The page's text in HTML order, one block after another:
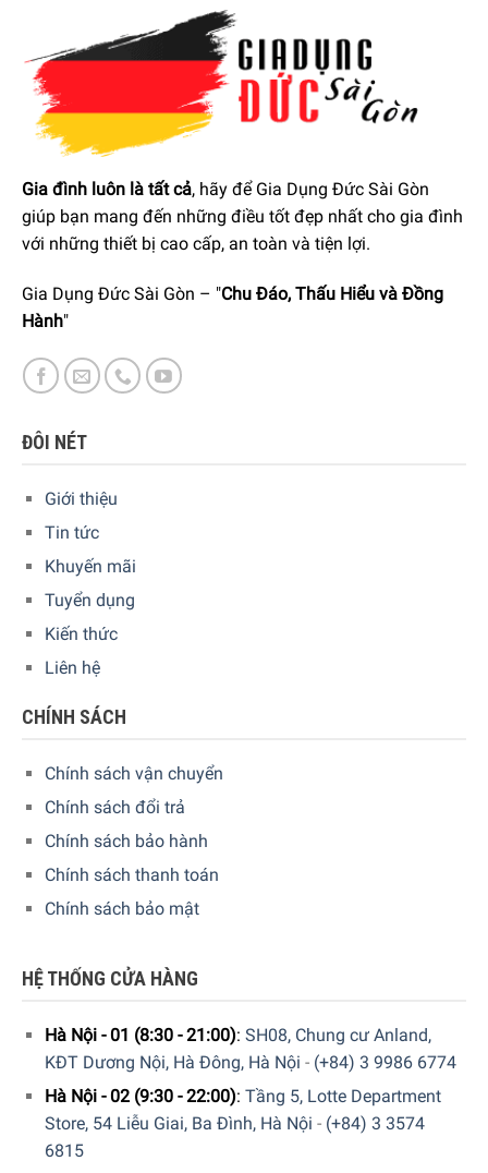
nghiền một cách hoàn hảo, tránh tình trạng quá nóng và
giữ được hương vị cà phê. Bánh răng phía trên có thể tháo
Máy Xay Hạt Cà Phê DeLonghi KG79 được trang bị một hệ
động nếu ngăn chứa cà phê đã được lấy ra.
muốn.
Tại sao nên sử dụng máy xay cà phê?
Sử dụng máy xay cà phê để chọn được nguyên liệu tốt và
chuẩn hương vị. Cà phê rang xay bán sẵn có thể đã bị trộn
muốn. Vì thế đây là lí do bạn nên trang bị cho nhà mình
một chiếc máy xay cà phê chuyên dụng.
Gia đình luôn là tất cả, hãy để Gia Dụng Đức Sài Gòn
giúp bạn mang đến những điều tốt đẹp nhất cho gia đình
với những thiết bị cao cấp, an toàn và tiện lợi.
Gia Dụng Đức Sài Gòn – "Chu Đáo, Thấu Hiểu và Đồng
Hành"
ĐÔI NÉT
Giới thiệu
Tin tức
Khuyến mãi
Tuyển dụng
Kiến thức
Liên hệ
CHÍNH SÁCH
Chính sách vận chuyển
Chính sách đổi trả
Chính sách bảo hành
Chính sách thanh toán
Chính sách bảo mật
HỆ THỐNG CỬA HÀNG
Hà Nội - 01 (8:30 - 21:00): SH08, Chung cư Anland,
KĐT Dương Nội, Hà Đông, Hà Nội - (+84) 3 9986 6774
Hà Nội - 02 (9:30 - 22:00): Tầng 5, Lotte Department
Store, 54 Liễu Giai, Ba Đình, Hà Nội - (+84) 3 3574
6815